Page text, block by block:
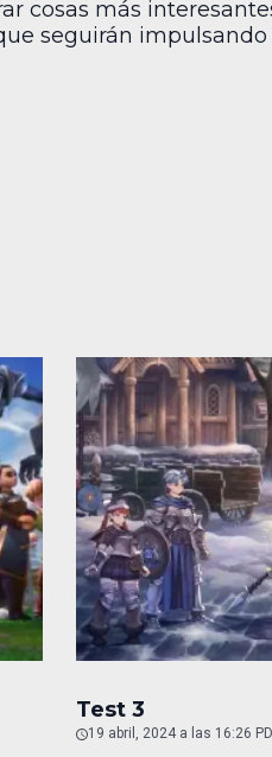
cosas más
seguirán impulsando
Test 3
19 abril, 2024 a las 16:26